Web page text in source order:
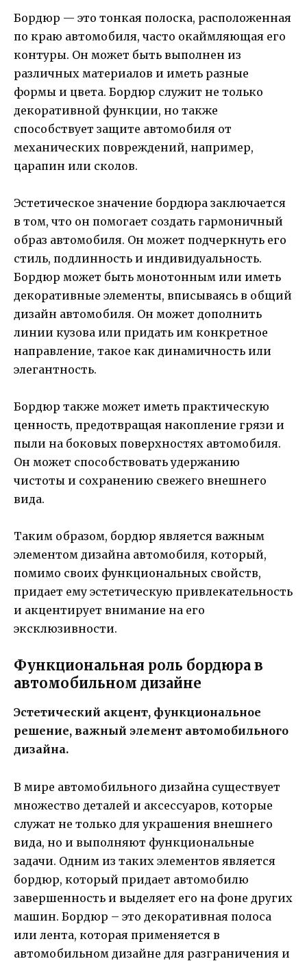
Бордюр — это тонкая полоска, расположенная
по краю автомобиля, часто окаймляющая его
контуры. Он может быть выполнен из
различных материалов и иметь разные
формы и цвета. Бордюр служит не только
декоративной функции, но также
способствует защите автомобиля от
механических повреждений, например,
царапин или сколов.
Эстетическое значение бордюра заключается
в том, что он помогает создать гармоничный
образ автомобиля. Он может подчеркнуть его
стиль, подлинность и индивидуальность.
Бордюр может быть монотонным или иметь
декоративные элементы, вписываясь в общий
дизайн автомобиля. Он может дополнить
линии кузова или придать им конкретное
направление, такое как динамичность или
элегантность.
Бордюр также может иметь практическую
ценность, предотвращая накопление грязи и
пыли на боковых поверхностях автомобиля.
Он может способствовать удержанию
чистоты и сохранению свежего внешнего
вида.
Таким образом, бордюр является важным
элементом дизайна автомобиля, который,
помимо своих функциональных свойств,
придает ему эстетическую привлекательность
и акцентирует внимание на его
эксклюзивности.
Функциональная роль бордюра в
автомобильном дизайне
Эстетический акцент, функциональное
решение, важный элемент автомобильного
дизайна.
В мире автомобильного дизайна существует
множество деталей и аксессуаров, которые
служат не только для украшения внешнего
вида, но и выполняют функциональные
задачи. Одним из таких элементов является
бордюр, который придает автомобилю
завершенность и выделяет его на фоне других
машин. Бордюр – это декоративная полоса
или лента, которая применяется в
автомобильном дизайне для разграничения и